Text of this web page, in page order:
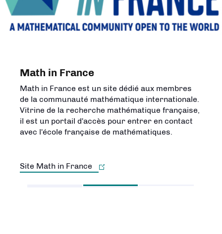
Math in France
Math in France est un site dédié aux membres
de la communauté mathématique internationale.
Vitrine de la recherche mathématique française,
il est un portail d'accès pour entrer en contact
avec l'école française de mathématiques.
Site Math in France
L'Univers des mathématiques
Créée en 2023 par l'Insmi, cette carte met en
image les domaines de la recherche en
mathématiques et montre que les
mathématiques répondent à des questions
concrètes de notre vie courante.
Découvrir la carte